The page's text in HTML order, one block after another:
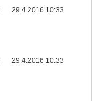
29.4.2016 10:33
29.4.2016 10:33